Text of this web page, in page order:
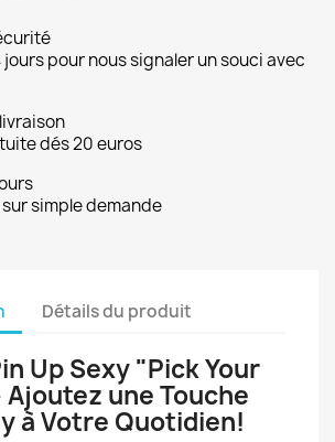
jours pour nous signaler un souci avec
dés 20 euros
simple demande
Détails du produit
Up Sexy "Pick Your
une Touche
à Votre Quotidien!